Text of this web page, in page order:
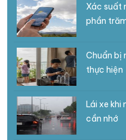
Xác suất
phần
Chuẩn bị
thực hiện
Lái xe khi
cần nhớ